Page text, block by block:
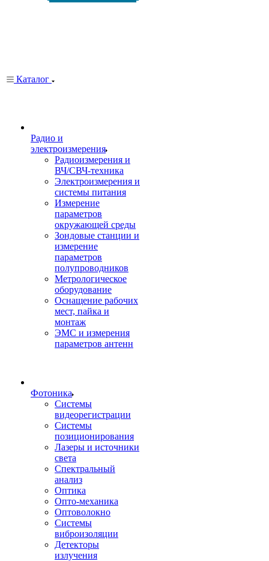
Каталог
Радио и
электроизмерения
Радиоизмерения и
ВЧ/СВЧ-техника
Электроизмерения и
системы питания
Измерение
параметров
окружающей среды
Зондовые станции и
измерение
параметров
полупроводников
Метрологическое
оборудование
Оснащение рабочих
мест, пайка и
монтаж
ЭМС и измерения
параметров антенн
Фотоника
Cистемы
видеорегистрации
Системы
позиционирования
Лазеры и источники
света
Спектральный
анализ
Оптика
Опто-механика
Оптоволокно
Системы
виброизоляции
Детекторы
излучения